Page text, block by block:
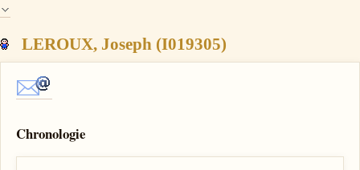
LEROUX, Joseph (I019305)
Chronologie